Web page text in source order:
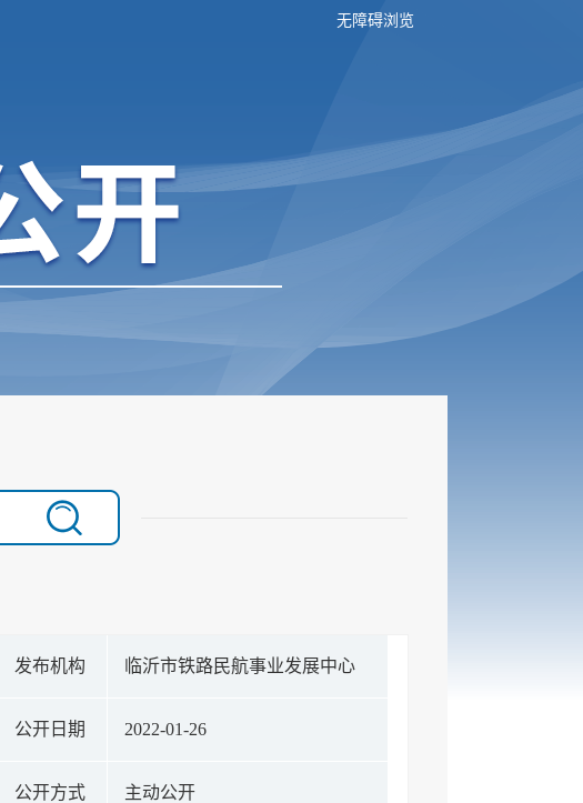
无障碍浏览
发布机构 临沂市铁路民航事业发展中心
公开日期 2022-01-26
公开方式 主动公开